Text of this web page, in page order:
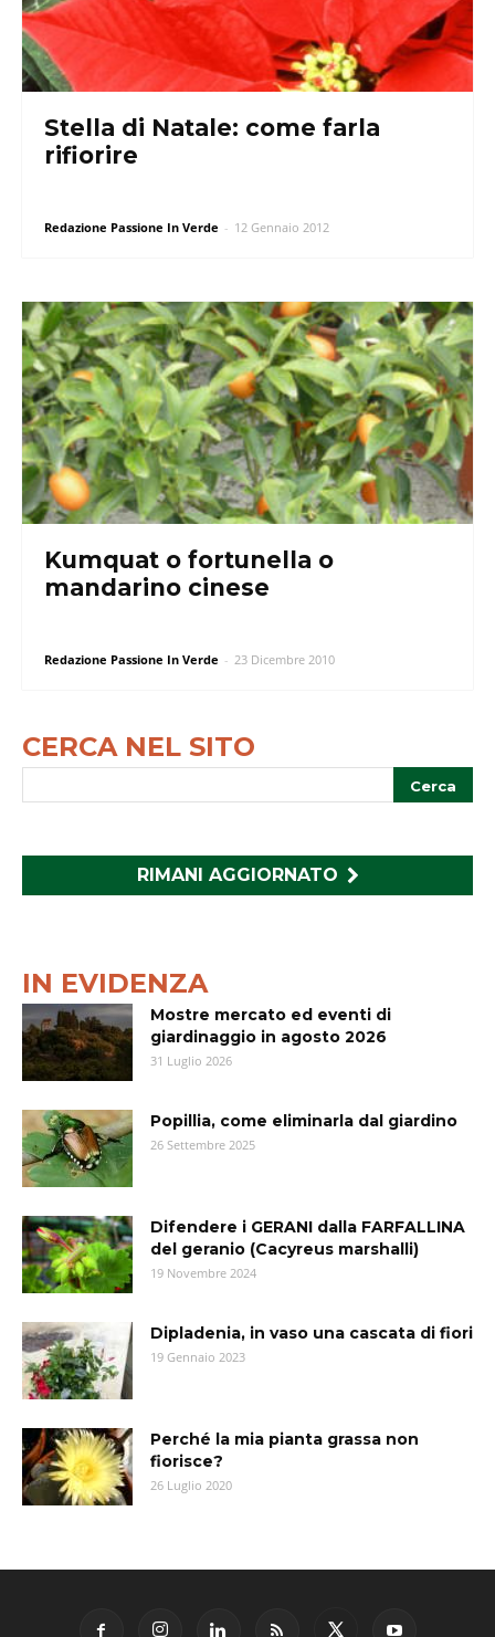
Stella di Natale: come farla
rifiorire
Redazione Passione In Verde - 12 Gennaio 2012
Kumquat o fortunella o
mandarino cinese
Redazione Passione In Verde - 23 Dicembre 2010
CERCA NEL SITO
RIMANI AGGIORNATO
IN EVIDENZA
Mostre mercato ed eventi di
giardinaggio in agosto 2026
31 Luglio 2026
Popillia, come eliminarla dal giardino
26 Settembre 2025
Difendere i GERANI dalla FARFALLINA
del geranio (Cacyreus marshalli)
19 Novembre 2024
Dipladenia, in vaso una cascata di fiori
19 Gennaio 2023
Perché la mia pianta grassa non
fiorisce?
26 Luglio 2020